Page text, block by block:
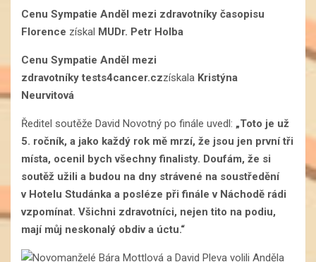
Cenu Sympatie Anděl mezi zdravotníky časopisu
Florence získal MUDr. Petr Holba
Cenu Sympatie Anděl mezi
zdravotníkytests4cancer.czzískala Kristýna
Neurvitová
Ředitel soutěže David Novotný po finále uvedl: „Toto je už
5. ročník, a jako každý rok mě mrzí, že jsou jen první tři
místa, ocenil bych všechny finalisty. Doufám, že si
soutěž užili a budou na dny strávené na soustředění
v Hotelu Studánka a posléze při finále v Náchodě rádi
vzpomínat. Všichni zdravotníci, nejen tito na podiu,
mají můj neskonalý obdiv a úctu.“